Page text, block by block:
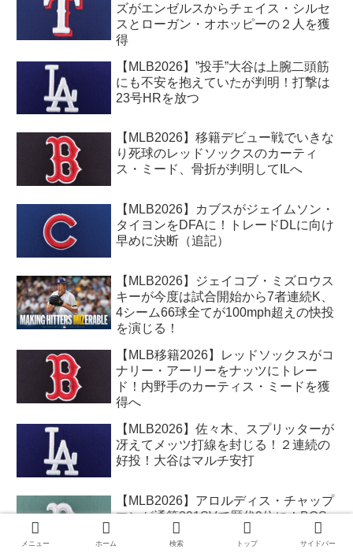
ズがエンゼルスからチェイス・シルセ
スとローガン・オホッピーの２人を獲
得
【MLB2026】”投手”大谷は上腕二頭筋
にも不安を抱えていたが判明！打撃は
23号HRを放つ
【MLB2026】移籍デビュー戦でいきな
り死球のレッドソックスのカーティ
ス・ミード、骨折が判明してILへ
【MLB2026】カブスがジェイムソン・
タイヨンをDFAに！トレードDLに向け
早めに決断（追記）
【MLB2026】ジェイコブ・ミズロウス
キーが今度は試合開始から7者連続K、
4シーム66球全てが100mph超えの快投
を演じる！
【MLB移籍2026】レッドソックスがコ
ナリー・アーリーをナッツにトレー
ド！内野手のカーティス・ミードを獲
得へ
【MLB2026】佐々木、スプリッターが
冴えてメッツ打線を封じる！２連続の
好投！大谷はマルチ安打
【MLB2026】アロルディス・チャップ
マンが通算391SVで歴代9位に！BOS
は快進撃が続く！
メニュー ホーム 検索 トップ サイドバー